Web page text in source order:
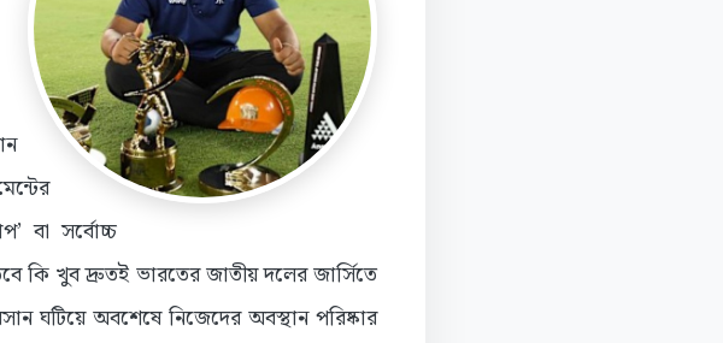
বা সর্বোচ্চ
কি খুব দ্রুতই ভারতের জাতীয় দলের জার্সিতে
ঘটিয়ে অবশেষে নিজেদের অবস্থান পরিষ্কার